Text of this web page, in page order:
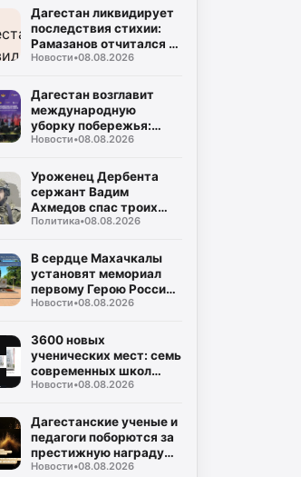
читателей с 105-летним
юбилеем газеты
Дагестан ликвидирует
последствия стихии:
Рамазанов отчитался о
выплатах 80 тысячам
Новости•08.08.2026
Дагестан возглавит
международную
уборку побережья:
стартует акция
общая
ответственность»
Новости•08.08.2026
Уроженец Дербента
сержант Вадим
Ахмедов спас троих
бойцов из-под
Херсонской области
Политика•08.08.2026
В сердце Махачкалы
установят мемориал
первому Герою России
СВО Нурмагомеду
Новости•08.08.2026
3600 новых
ученических мест: семь
современных школ
откроют двери для
сентября
Новости•08.08.2026
Дагестанские ученые и
педагоги поборются за
престижную награду
«Знание. Премия» в
Новости•08.08.2026